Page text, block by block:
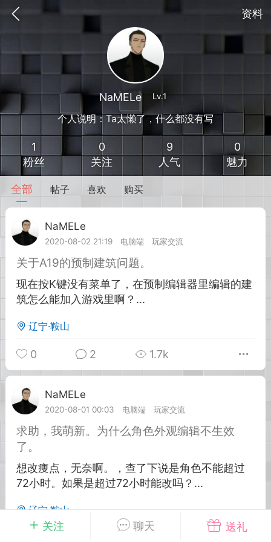
资料
我的钱包 道具 排行榜
MOD下载 攻略教程
大人
Lv.8
02-10 15:45
卖挂
单机辅助引流私下售卖服务器外挂！
作弊模组的发布规范近期收到一些信息
作弊模组在联机服务器使用,为了维护游
环境，中文网特此发布以下声明，规范
模组的发布行为：1. *...
72 2.2w
大人
Lv.8
关注 聊天 送礼
NaMELe Lv.1
个人说明：Ta太懒了，什么都没有写
1
粉丝
0
关注
9
人气
0
魅力
全部 帖子 喜欢 购买
NaMELe
2020-08-02 21:19
电脑端 玩家交流
关于A19的预制建筑问题。
现在按K键没有菜单了，在预制编辑器里编辑的建
筑怎么能加入游戏里啊？...
辽宁·鞍山
0 2 1.7k
NaMELe
2020-08-01 00:03
电脑端 玩家交流
求助，我萌新。为什么角色外观编辑不生效
了。
想改痩点，无奈啊。，查了下说是角色不能超过
72小时。如果是超过72小时能改吗？...
辽宁·鞍山